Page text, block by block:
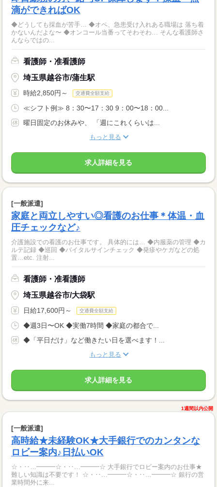
滴ができればOK
◆どうしても採血が苦手… ◆オペ、急患受け入れある職場は 落ち着
かないんだよな〜 ◆オンコール当番ってそわそわ… そんな看護師さ
んならではの...
看護師・准看護師
埼玉県越谷市/蒲生駅
時給2,850円～ 交通費全額支給
≪シフト例≫ 8：30〜17：30 9：00〜18：00...
曜日固定のお休みや、 「週にこれくらいは...
もっと見る
求人詳細を見る
[一般派遣]
家庭と両立しやすい◎看護のお仕事＊体温・血
圧チェックなど♪
介護施設での看護のお仕事です。 具体的には… ◆内服薬の管理 ◆カ
ルテ記録 ◆巡回 ◆バイタルサインチェック ◆発疹やケガなどの処
置…etc. 注射...
看護師・准看護師
埼玉県越谷市/大袋駅
日給17,600円～ 交通費全額支給
◆週3日〜OK ◆実働7時間 ◆家庭の都合で...
◆「平日だけ」など働きたい日を選べます！...
もっと見る
求人詳細を見る
1週間以内公開
[一般派遣]
高時給★未経験OK★大手銀行でのカンタンな
ロビー案内♪日払いOK
☆・‥…━━━☆・‥…━━━☆ 大手銀行でロビー案内のお仕事★
難しい知識は不要です！ ☆・‥…━━━☆・‥…━━━☆ 銀行の営
業時間外に来...